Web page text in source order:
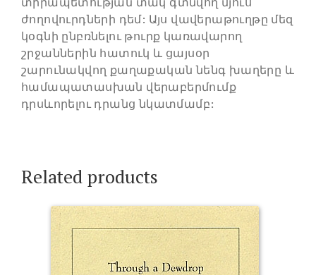
ժողովուրդների դեմ: Այս վավերաթուղթը մեզ
կօգնի ընբռնելու թուրք կառավարող
շրջաններին հատուկ և ցայսօր
շարունակվող քաղաքական նենգ խաղերը և
համապատասխան վերաբերմումք
դրսևորելու դրանց նկատմամբ:
Related products